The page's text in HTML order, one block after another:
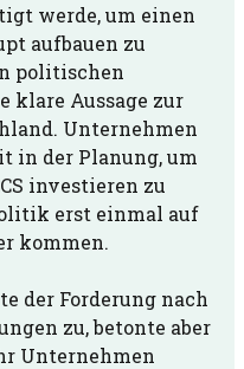
werde, um einen
aufbauen zu
politischen
Aussage zur
Unternehmen
in der Planung, um
investieren zu
erst einmal auf
kommen.
der Forderung nach
zu, betonte aber
Unternehmen